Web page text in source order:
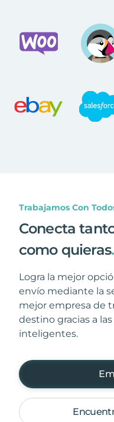
Trabajamos Con
Conecta
como quieras.
Logra la mejor
envío mediante la
mejor empresa de
destino gracias a
inteligentes.